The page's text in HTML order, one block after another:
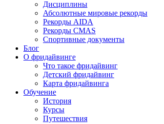
Дисциплины
Абсолютные мировые рекорды
Рекорды AIDA
Рекорды CMAS
Спортивные документы
Блог
О фридайвинге
Что такое фридайвинг
Детский фридайвинг
Карта фридайвинга
Обучение
История
Курсы
Путешествия